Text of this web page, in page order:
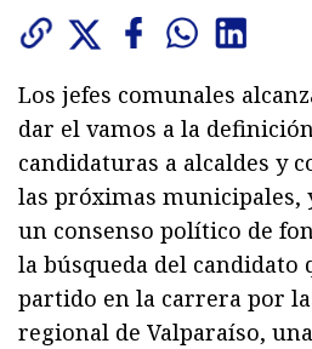
Los jefes comunales
dar el vamos a la
candidaturas a alcaldes y
las próximas municipales,
un consenso político de
la búsqueda del candidato
partido en la carrera por
regional de Valparaíso,